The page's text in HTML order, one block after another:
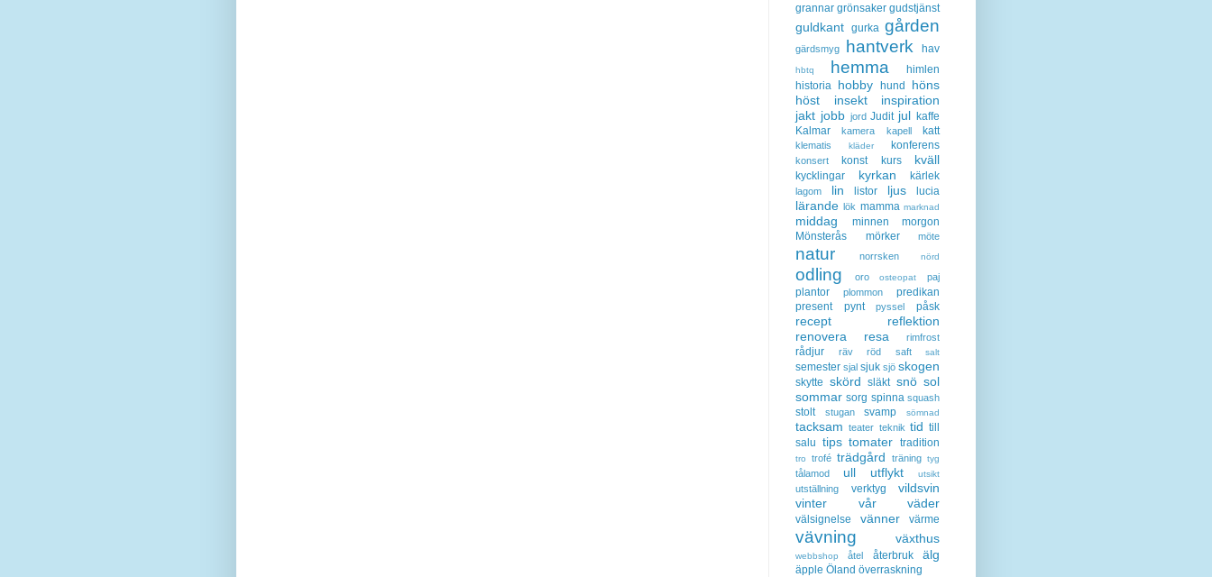
grannar grönsaker gudstjänst
guldkant gurka gården
gärdsmyg hantverk hav
hbtq hemma
himlen
historia hobby hund
höns
höst
insekt
inspiration
jakt jobb jord Judit jul kaffe
Kalmar
kamera kapell katt
klematis kläder konferens
konsert konst kurs kväll
kycklingar kyrkan kärlek
lagom lin listor ljus lucia
lärande lök mamma marknad
middag minnen
morgon
Mönsterås
mörker möte
natur norrsken nörd
odling oro osteopat paj
plantor plommon
predikan
present
pynt pyssel påsk
recept
reflektion
renovera
resa rimfrost
rådjur räv röd saft salt
semester sjal sjuk sjö skogen
skytte skörd släkt snö sol
sommar sorg spinna squash
stolt stugan svamp sömnad
tacksam teater teknik tid till
salu tips tomater tradition
tro trofé trädgård träning tyg
tålamod ull utflykt utsikt
utställning verktyg
vildsvin
vinter
vår väder
välsignelse vänner värme
vävning växthus
webbshop åtel återbruk älg
äpple Öland överraskning